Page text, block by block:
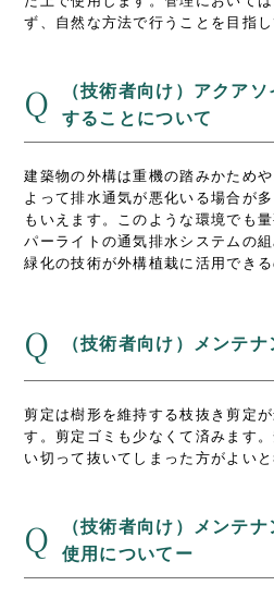
ず、自然な方法で行うことを目指し
Q
（技術者向け）アクア
することについて
建築物の外構は重機の踏みかため
よって排水通気が悪化いる場合が
もいえます。このような環境でも
パーライトの通気排水システムの
緑化の技術が外構植栽に活用できる
Q （技術者向け）メンテ
剪定は樹形を維持する枝抜き剪定
す。剪定ゴミも少なくて済みます
い切って抜いてしまった方がよいと
Q
（技術者向け）メンテ
使用についてー